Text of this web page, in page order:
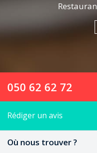
050 62 62 72
Rédiger un avis
Où nous trouver ?